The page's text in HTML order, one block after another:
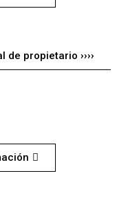
de propietario ››››